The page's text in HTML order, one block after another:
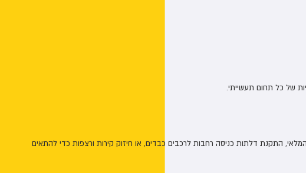
של כל תחום תעשייתי.
התקנת דלתות כניסה רחבות לרכבים כבדים, או חיזוק קירות ורצפות כדי להתאים